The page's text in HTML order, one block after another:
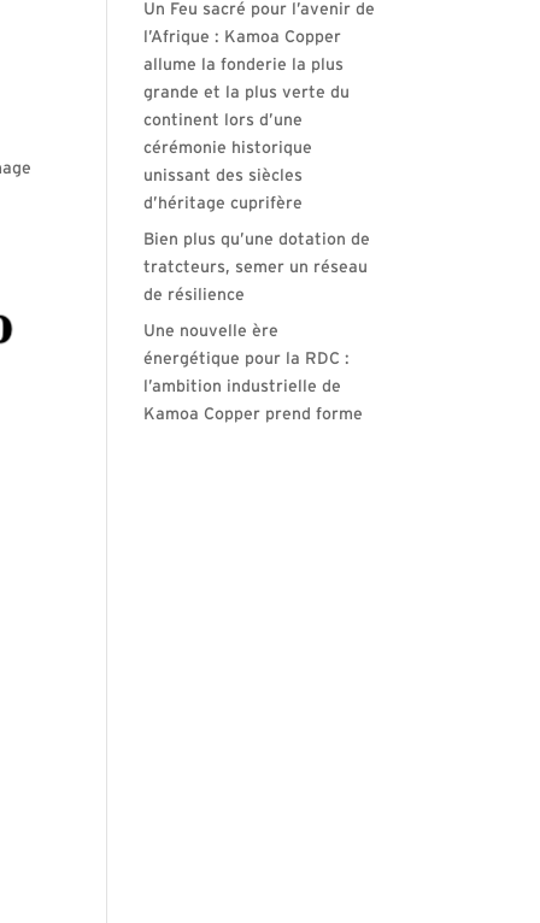
Un Feu sacré pour l’avenir de
l’Afrique : Kamoa Copper
allume la fonderie la plus
grande et la plus verte du
continent lors d’une
cérémonie historique
unissant des siècles
d’héritage cuprifère
Bien plus qu’une dotation de
tratcteurs, semer un réseau
de résilience
Une nouvelle ère
énergétique pour la RDC :
l’ambition industrielle de
Kamoa Copper prend forme